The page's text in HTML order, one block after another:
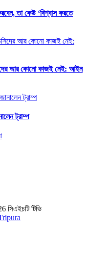
তা কেউ ‘বিশ্বাস করতে
আর কোনো কাজই নেই: আইন
ট্রাম্প
সিএইচটি টিভি